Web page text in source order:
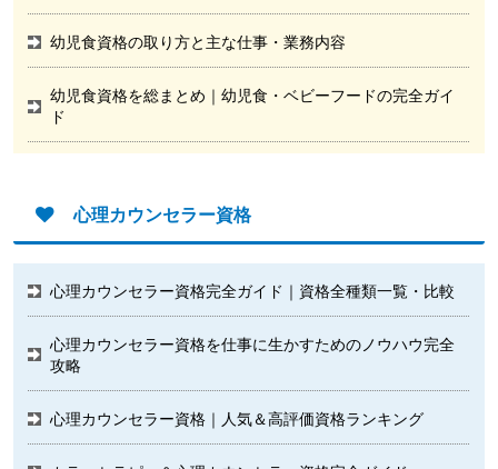
幼児食資格の取り方と主な仕事・業務内容
幼児食資格を総まとめ｜幼児食・ベビーフードの完全ガイ
ド
心理カウンセラー資格
心理カウンセラー資格完全ガイド｜資格全種類一覧・比較
心理カウンセラー資格を仕事に生かすためのノウハウ完全
攻略
心理カウンセラー資格｜人気＆高評価資格ランキング